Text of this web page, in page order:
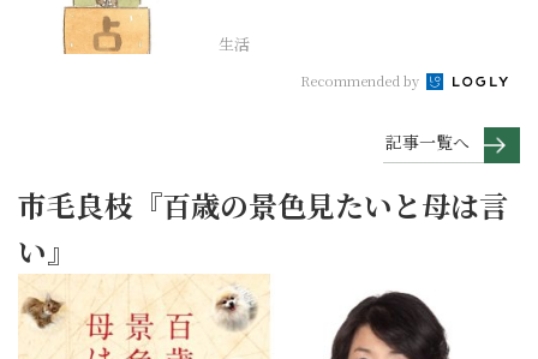
生活
Recommended by
記事一覧へ
市毛良枝『百歳の景色見たいと母は言
い』